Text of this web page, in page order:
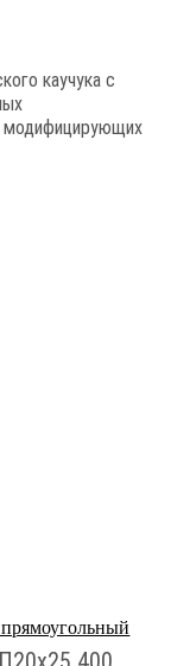
каучука с
модифицирующих